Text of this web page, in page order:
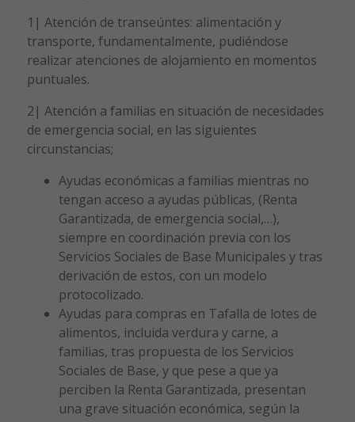
1| Atención de transeúntes: alimentación y
transporte, fundamentalmente, pudiéndose
realizar atenciones de alojamiento en momentos
puntuales.
2| Atención a familias en situación de necesidades
de emergencia social, en las siguientes
circunstancias;
Ayudas económicas a familias mientras no
tengan acceso a ayudas públicas, (Renta
Garantizada, de emergencia social,…),
siempre en coordinación previa con los
Servicios Sociales de Base Municipales y tras
derivación de estos, con un modelo
protocolizado.
Ayudas para compras en Tafalla de lotes de
alimentos, incluida verdura y carne, a
familias, tras propuesta de los Servicios
Sociales de Base, y que pese a que ya
perciben la Renta Garantizada, presentan
una grave situación económica, según la